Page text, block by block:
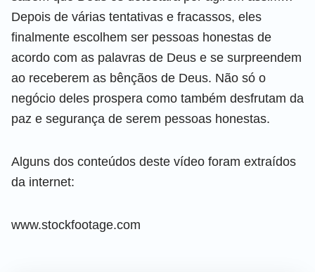
Depois de várias tentativas e fracassos, eles
finalmente escolhem ser pessoas honestas de
acordo com as palavras de Deus e se surpreendem
ao receberem as bênçãos de Deus. Não só o
negócio deles prospera como também desfrutam da
paz e segurança de serem pessoas honestas.
Alguns dos conteúdos deste vídeo foram extraídos
da internet:
www.stockfootage.com